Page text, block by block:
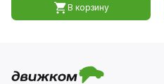
В корзину